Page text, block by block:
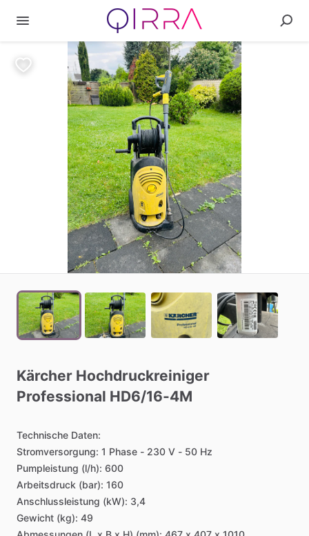
Kärcher Hochdruckreiniger
Professional HD6​/​16-4M
Technische Daten:
Stromversorgung: 1 Phase - 230 V - 50 Hz
Pumpleistung (l​/​h): 600
Arbeitsdruck (bar): 160
Anschlussleistung (kW): 3,4
Gewicht (kg): 49